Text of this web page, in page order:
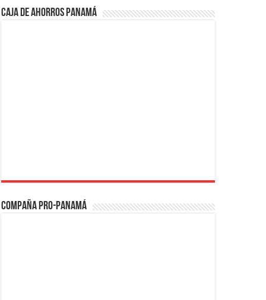
Caja de Ahorros Panamá
Compaña PRO-Panamá